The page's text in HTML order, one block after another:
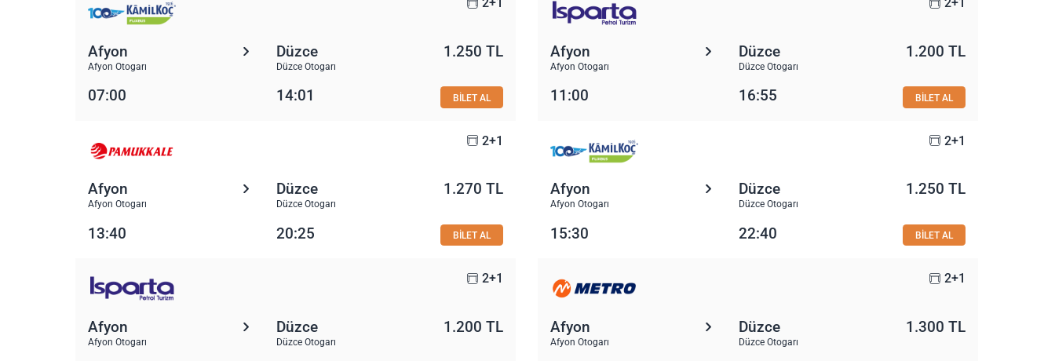
Afyon
Afyon Otogarı
Düzce
Düzce Otogarı
1.250 TL
07:00 14:01 BİLET AL
Afyon
Afyon Otogarı
Düzce
Düzce Otogarı
1.200 TL
11:00 16:55 BİLET AL
2+1
Afyon
Afyon Otogarı
Düzce
Düzce Otogarı
1.270 TL
13:40 20:25 BİLET AL
2+1
Afyon
Afyon Otogarı
Düzce
Düzce Otogarı
1.250 TL
15:30 22:40 BİLET AL
2+1
Afyon
Afyon Otogarı
Düzce
Düzce Otogarı
1.200 TL
2+1
Afyon
Afyon Otogarı
Düzce
Düzce Otogarı
1.300 TL